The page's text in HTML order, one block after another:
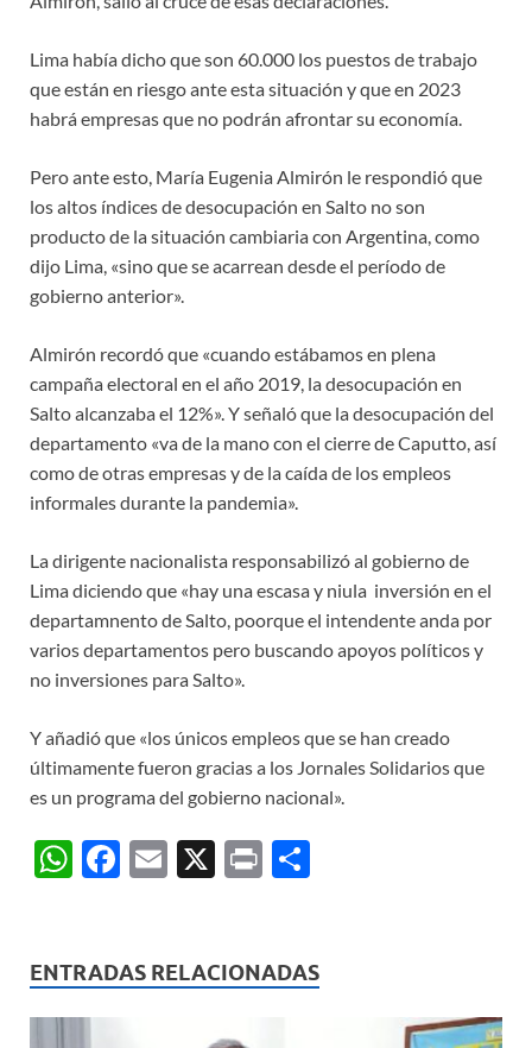
Lima había dicho que son 60.000 los puestos de trabajo
que están en riesgo ante esta situación y que en 2023
habrá empresas que no podrán afrontar su economía.
Pero ante esto, María Eugenia Almirón le respondió que
los altos índices de desocupación en Salto no son
producto de la situación cambiaria con Argentina, como
dijo Lima, «sino que se acarrean desde el período de
gobierno anterior».
Almirón recordó que «cuando estábamos en plena
campaña electoral en el año 2019, la desocupación en
Salto alcanzaba el 12%». Y señaló que la desocupación del
departamento «va de la mano con el cierre de Caputto, así
como de otras empresas y de la caída de los empleos
informales durante la pandemia».
La dirigente nacionalista responsabilizó al gobierno de
Lima diciendo que «hay una escasa y niula inversión en el
departamnento de Salto, poorque el intendente anda por
varios departamentos pero buscando apoyos políticos y
no inversiones para Salto».
Y añadió que «los únicos empleos que se han creado
últimamente fueron gracias a los Jornales Solidarios que
es un programa del gobierno nacional».
W
s
A
F
b
E
X
P
p
ENTRADAS RELACIONADAS